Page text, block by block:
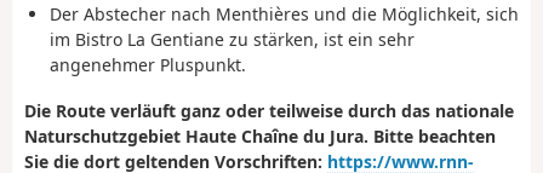
Der Abstecher nach Menthières und die Möglichkeit, sich
im Bistro La Gentiane zu stärken, ist ein sehr
angenehmer Pluspunkt.
Die Route verläuft ganz oder teilweise durch das nationale
Naturschutzgebiet Haute Chaîne du Jura. Bitte beachten
Sie die dort geltenden Vorschriften: https://www.rnn-